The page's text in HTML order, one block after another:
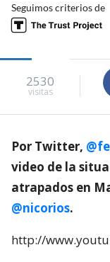
Seguimos criterios de
2530
visitas
Por Twitter,
video de la
atrapados en
@nicorios.
http://